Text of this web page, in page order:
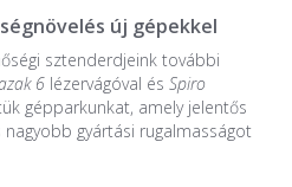
új gépekkel
sztenderdjeink további
6lézervágóval és Spiro
gépparkunkat, amely jelentős
gyártási rugalmasságot